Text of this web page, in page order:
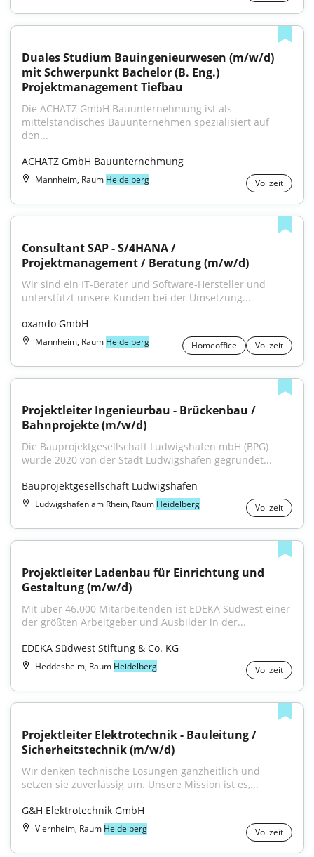
Duales Studium Bauingenieurwesen (m/w/d)
mit Schwerpunkt Bachelor (B. Eng.)
Projektmanagement Tiefbau
Die ACHATZ GmbH Bauunternehmung ist als
mittelständisches Bauunternehmen spezialisiert auf
den...
ACHATZ GmbH Bauunternehmung
Mannheim, Raum Heidelberg Vollzeit
Consultant SAP - S/4HANA /
Projektmanagement / Beratung (m/w/d)
Wir sind ein IT-Berater und Software-Hersteller und
unterstützt unsere Kunden bei der Umsetzung...
oxando GmbH
Mannheim, Raum Heidelberg Homeoffice Vollzeit
Projektleiter Ingenieurbau - Brückenbau /
Bahnprojekte (m/w/d)
Die Bauprojektgesellschaft Ludwigshafen mbH (BPG)
wurde 2020 von der Stadt Ludwigshafen gegründet...
Bauprojektgesellschaft Ludwigshafen
Ludwigshafen am Rhein, Raum Heidelberg Vollzeit
Projektleiter Ladenbau für Einrichtung und
Gestaltung (m/w/d)
Mit über 46.000 Mitarbeitenden ist EDEKA Südwest einer
der größten Arbeitgeber und Ausbilder in der...
EDEKA Südwest Stiftung & Co. KG
Heddesheim, Raum Heidelberg Vollzeit
Projektleiter Elektrotechnik - Bauleitung /
Sicherheitstechnik (m/w/d)
Wir denken technische Lösungen ganzheitlich und
setzen sie zuverlässig um. Unsere Mission ist es,...
G&H Elektrotechnik GmbH
Viernheim, Raum Heidelberg Vollzeit